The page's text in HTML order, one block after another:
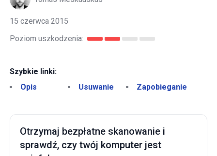
15 czerwca 2015
Poziom uszkodzenia:
Szybkie linki:
Opis
Usuwanie Zapobieganie
Otrzymaj bezpłatne skanowanie i
sprawdź, czy twój komputer jest